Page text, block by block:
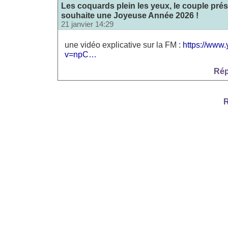
Les coquards plein les yeux, le couple
souhaite une Joyeuse Année 2026 !
21 janvier 14:29
une vidéo explicative sur la FM : https://
v=npC…